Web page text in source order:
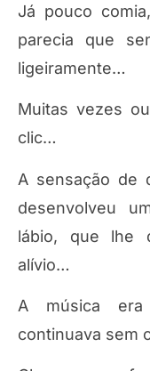
Já pouco
parecia que
ligeiramente…
Muitas vezes
clic…
A sensação de
desenvolveu
lábio, que lhe
alívio…
A música
continuava sem